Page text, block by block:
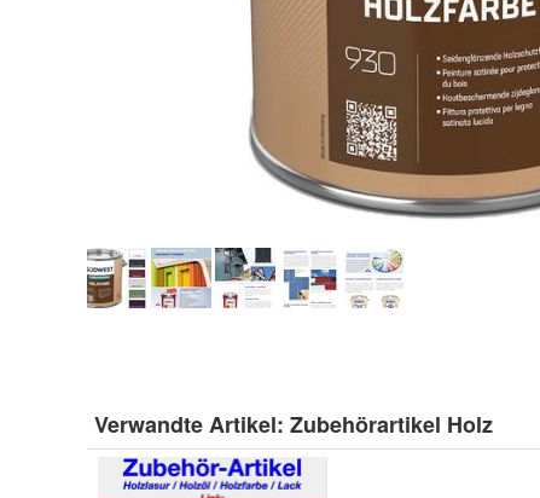
Verwandte Artikel: Zubehörartikel Holz